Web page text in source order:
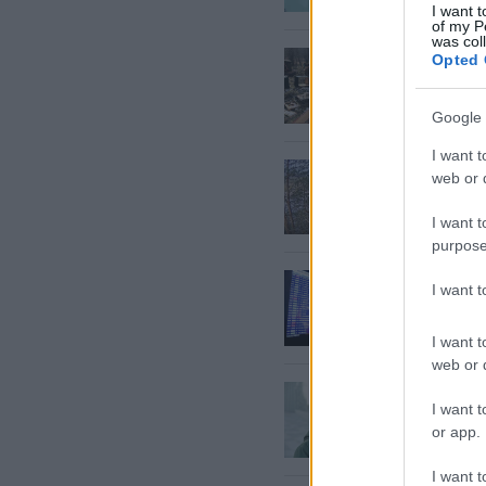
I want
of my
was
Opted
Google
I want
web or
I want
I want
I want
web or
I want
or app.
I want
Lāči
Teiču
“Ja
es
Latvijā?